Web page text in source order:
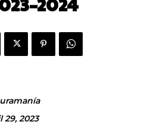
29, 2023